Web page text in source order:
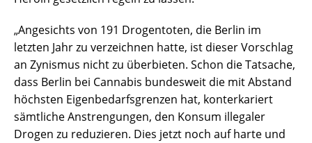
„Angesichts von 191 Drogentoten, die Berlin im
letzten Jahr zu verzeichnen hatte, ist dieser Vorschlag
an Zynismus nicht zu überbieten. Schon die Tatsache,
dass Berlin bei Cannabis bundesweit die mit Abstand
höchsten Eigenbedarfsgrenzen hat, konterkariert
sämtliche Anstrengungen, den Konsum illegaler
Drogen zu reduzieren. Dies jetzt noch auf harte und